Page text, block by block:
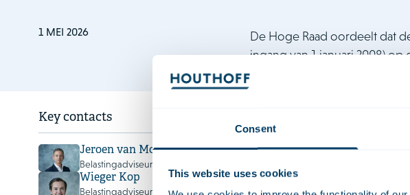
Consent
This website uses cookies
1 MEI 2026
De Hoge Raad oordeelt dat
ingang van 1 januari 2008)
Key contacts
Jeroen van Mourik
Belastingadviseur | Partner
Wieger Kop
Belastingadviseur | Advocaat
Renteaftrek bij
geweigerd
Fiscaal